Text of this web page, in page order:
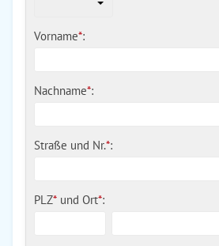
Vorname*:
Nachname*:
Straße und Nr.*:
PLZ* und Ort*: